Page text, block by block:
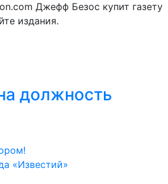
Джефф Безос купит газету
издания.
должность